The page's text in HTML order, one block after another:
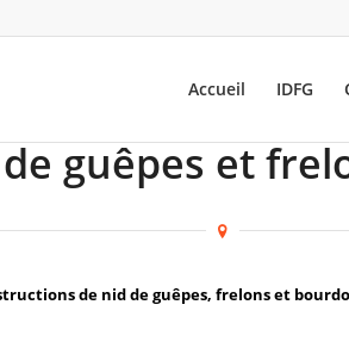
Accueil IDFG
guêpes et
de nid de guêpes, frelons et